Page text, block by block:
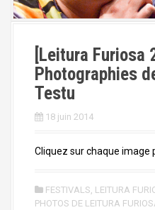
[Leitura Furiosa
Photographies
Testu
18 juin 2014
Cliquez sur chaque image
FESTIVALS LEITURA
PHOTOS DE LEITURA